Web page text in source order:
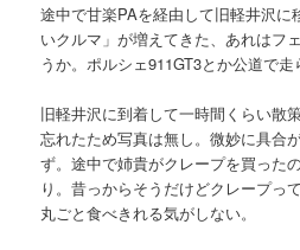
途中で甘楽PAを経由して旧軽井沢に
いクルマ」が増えてきた、あれはフ
うか。ポルシェ911GT3とか公道で走
旧軽井沢に到着して一時間くらい散
忘れたため写真は無し。微妙に具合
ず。途中で姉貴がクレープを買った
り。昔っからそうだけどクレープっ
丸ごと食べきれる気がしない。